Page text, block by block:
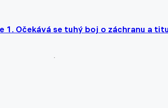
1. Očekává se tuhý boj o záchranu a